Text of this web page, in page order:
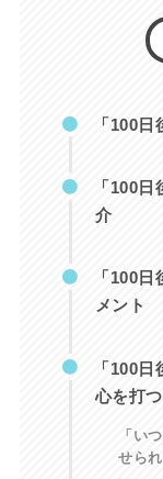
「100
「100
介
「100
メント
「100
心を打
「い
せら